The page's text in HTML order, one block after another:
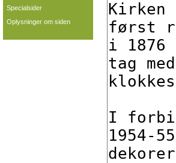
Specialsider
Oplysninger om siden